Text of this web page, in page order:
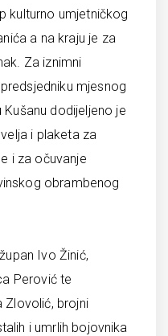
kulturno umjetničkog
a na kraju je za
Za iznimni
mjesnog
dodijeljeno je
i plaketa za
i za očuvanje
obrambenog
Ivo Žinić,
Perović te
Zlovolić, brojni
i umrlih bojovnika